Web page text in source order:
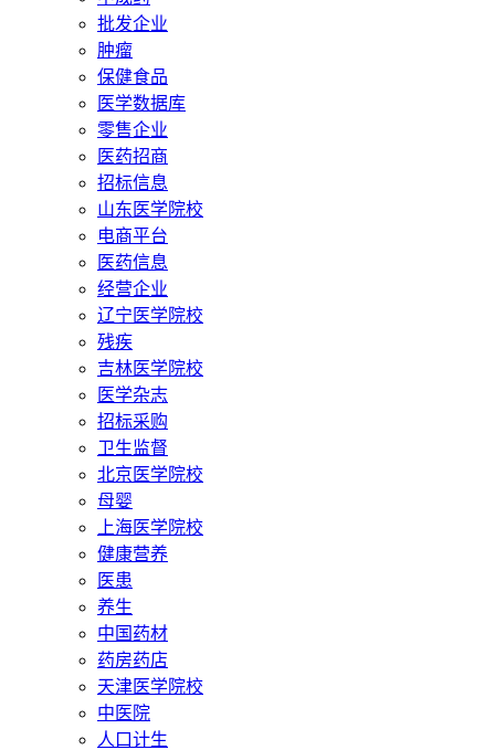
批发企业
肿瘤
保健食品
医学数据库
零售企业
医药招商
招标信息
山东医学院校
电商平台
医药信息
经营企业
辽宁医学院校
残疾
吉林医学院校
医学杂志
招标采购
卫生监督
北京医学院校
母婴
上海医学院校
健康营养
医患
养生
中国药材
药房药店
天津医学院校
中医院
人口计生